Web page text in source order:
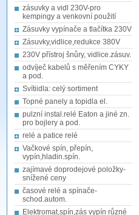
zásuvky a vidl 230V-pro
kempingy a venkovní použití
Zásuvky vypínače a tlačítka 230V
Zásuvky,vidlice,redukce 380V
230V přístroj šnůry, vidlice.zásuv.
odvíječ kabelů s měřením CYKY
a pod.
Svítiidla: celý sortiment
Topné panely a topidla el.
pulzní instal.relé Eaton a jiné zn.
pro bojlery a pod.
relé a patice relé
Vačkové spín, přepín,
vypín,hladin.spín.
zajímavé doprodejové položky-
snížené ceny
časové relé a spínače-
schod.autom.
Elektromat,spín,zás vypín různé